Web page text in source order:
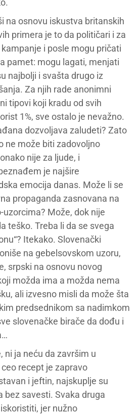
na osnovu iskustva britanskih
primera je to da političari i za
i posle mogu pričati
pamet: mogu lagati, menjati
najbolji i svašta drugo iz
Za njih rade anonimni
tipovi koji kradu od svih
1%, sve ostalo je nevažno.
dozvoljava zaludeti? Zato
ne može biti zadovoljno
nije za ljude, i
je najšire
emocija danas. Može li se
propaganda zasnovana na
Može, dok nije
teško. Treba li da se svega
Itekako. Slovenački
na gebelsovskom uzoru,
srpski na osnovu novog
možda ima a možda nema
ali izvesno misli da može šta
predsednikom sa nadimkom
slovenačke birače da dođu i
ni ja neću da završim u
recept je zapravo
i jeftin, najskuplje su
bez savesti. Svaka druga
jer nužno